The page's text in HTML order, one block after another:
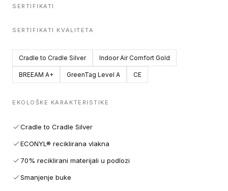
SERTIFIKATI
SERTIFIKATI KVALITETA
Cradle to Cradle Silver Indoor Air Comfort Gold
BREEAM A+ GreenTag Level A CE
EKOLOŠKE KARAKTERISTIKE
Cradle to Cradle Silver
ECONYL® reciklirana vlakna
70% reciklirani materijali u podlozi
Smanjenje buke